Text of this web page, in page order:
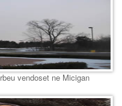
vendoset ne Micigan